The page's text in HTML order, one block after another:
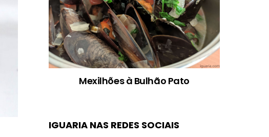
Mexilhões à Bulhão Pato
IGUARIA NAS REDES SOCIAIS